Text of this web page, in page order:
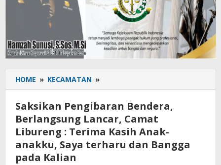
HOME » KECAMATAN »
Pengibaran
Berlangsung
Lancar,
Camat
Libureng
Saksikan Pengibaran Bendera,
Berlangsung Lancar, Camat
Libureng : Terima Kasih Anak-
anakku, Saya terharu dan Bangga
pada Kalian